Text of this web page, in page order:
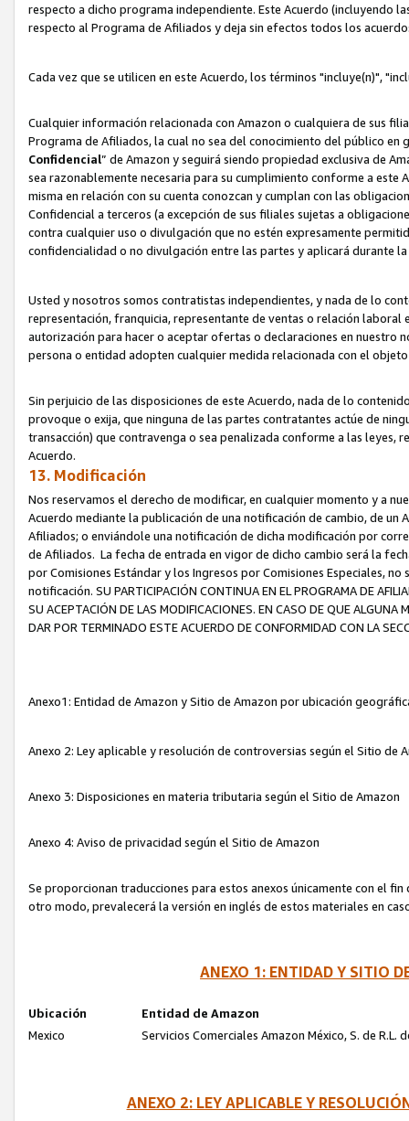
respecto a dicho programa independiente. Este Acuerdo (incluyendo
respecto al Programa de Afiliados y deja sin efectos todos los
Cada vez que se utilicen en este Acuerdo, los términos "incluye(n)",
Cualquier información relacionada con Amazon o cualquiera de sus
Programa de Afiliados, la cual no sea del conocimiento del público
Confidencial” de Amazon y seguirá siendo propiedad exclusiva de
sea razonablemente necesaria para su cumplimiento conforme a
misma en relación con su cuenta conozcan y cumplan con las
Confidencial a terceros (a excepción de sus filiales sujetas a
contra cualquier uso o divulgación que no estén expresamente
confidencialidad o no divulgación entre las partes y aplicará durante
Usted y nosotros somos contratistas independientes, y nada de lo
representación, franquicia, representante de ventas o relación
autorización para hacer o aceptar ofertas o declaraciones en nuestro
persona o entidad adopten cualquier medida relacionada con el
Sin perjuicio de las disposiciones de este Acuerdo, nada de lo
provoque o exija, que ninguna de las partes contratantes actúe de
transacción) que contravenga o sea penalizada conforme a las leyes,
Acuerdo.
13. Modificación
Nos reservamos el derecho de modificar, en cualquier momento y a
Acuerdo mediante la publicación de una notificación de cambio, de
Afiliados; o enviándole una notificación de dicha modificación por
de Afiliados. La fecha de entrada en vigor de dicho cambio será la
por Comisiones Estándar y los Ingresos por Comisiones Especiales,
notificación. SU PARTICIPACIÓN CONTINUA EN EL PROGRAMA DE
SU ACEPTACIÓN DE LAS MODIFICACIONES. EN CASO DE QUE ALGUNA
DAR POR TERMINADO ESTE ACUERDO DE CONFORMIDAD CON LA
Anexo1: Entidad de Amazon y Sitio de Amazon por ubicación
Anexo 2: Ley aplicable y resolución de controversias según el Sitio de
Anexo 3: Disposiciones en materia tributaria según el Sitio de Amazon
Anexo 4: Aviso de privacidad según el Sitio de Amazon
Se proporcionan traducciones para estos anexos únicamente con el
otro modo, prevalecerá la versión en inglés de estos materiales en
ANEXO 1: ENTIDAD Y SITIO
Ubicación
Entidad de Amazon
Mexico
Servicios Comerciales Amazon México, S. de R.L.
ANEXO 2: LEY APLICABLE Y